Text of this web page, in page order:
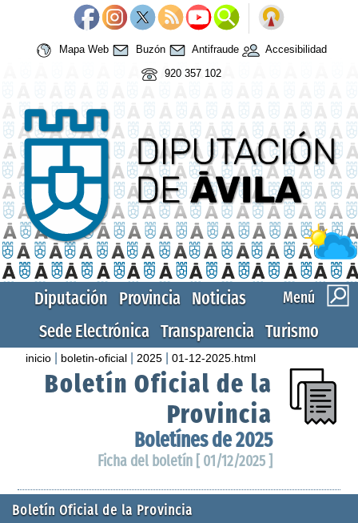
Mapa Web Buzón Antifraude
Accesibilidad
920 357 102
Menú
Diputación Provincia Noticias
Sede Electrónica Transparencia Turismo
inicio boletin-oficial 2025 |01-12-2025.html
Boletín Oficial de la
Provincia
Boletínes de 2025
Ficha del boletín [ 01/12/2025 ]
Boletín Oficial de la Provincia